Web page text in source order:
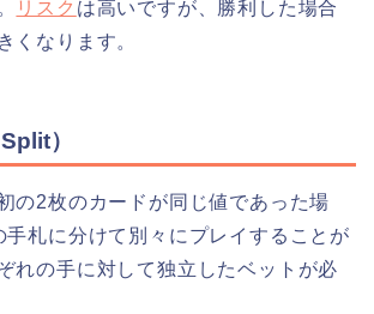
リスク は高いですが、勝利した場合
くなります。
）
の2枚のカードが同じ値であった場
手札に分けて別々にプレイすることが
れの手に対して独立したベットが必